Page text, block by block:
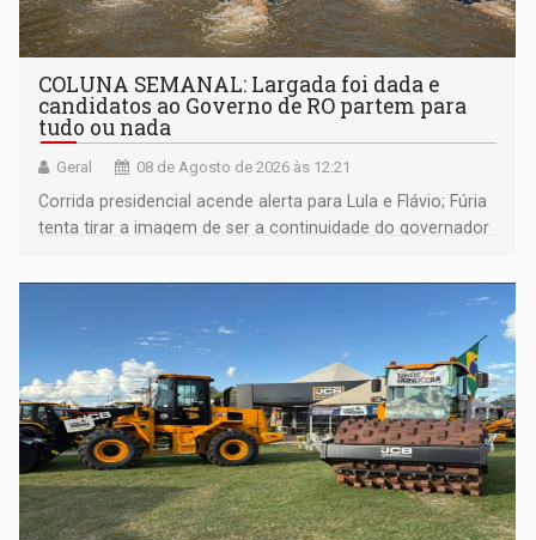
COLUNA SEMANAL: Largada foi dada e
candidatos ao Governo de RO partem para
tudo ou nada
Geral 08 de Agosto de 2026 às 12:21
Corrida presidencial acende alerta para Lula e Flávio; Fúria
tenta tirar a imagem de ser a continuidade do governador
não ter entrado no modo eleição; ABAV faz evento em